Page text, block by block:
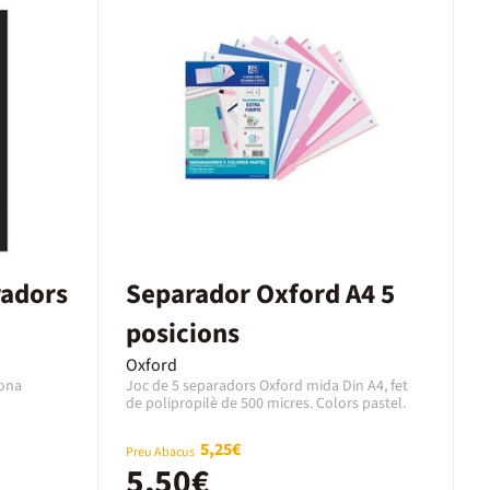
Separador Oxford A4 5
posicions
Oxford
Joc de 5 separadors Oxford mida Din A4, fet
de polipropilè de 500 micres. Colors pastel.
Preu Abacus 5,25€